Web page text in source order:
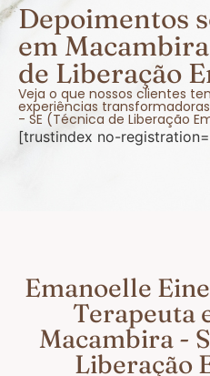
Depoimentos
em
de Liberação
Veja o que nossos clientes
experiências
- SE (Técnica de Liberação
[trustindex no-
Emanoelle
Terapeuta
Macambira -
Liberação